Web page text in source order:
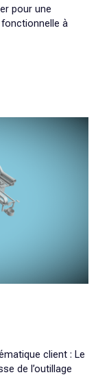
pour une
fonctionnelle à
client : Le
de l’outillage